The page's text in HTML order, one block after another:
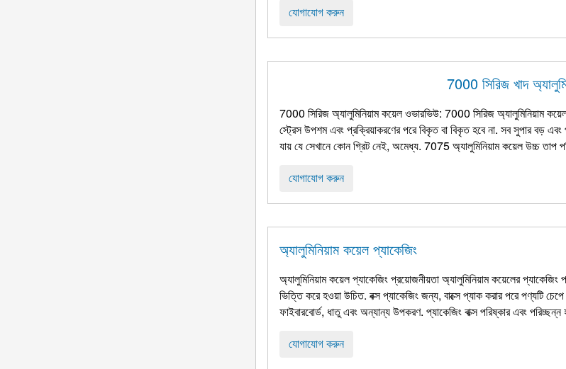
যোগাযোগ করুন
7000 সিরিজ খাদ
7000 সিরিজ অ্যালুমিনিয়াম কয়েল ওভারভিউ: 7000 সিরিজ অ্যালুমিনিয়াম
স্ট্রেস উপশম এবং প্রক্রিয়াকরণের পরে বিকৃত বা বিকৃত হবে না. সব সুপার বড়
যায় যে সেখানে কোন গ্রিট নেই, অমেধ্য. 7075 অ্যালুমিনিয়াম কয়েল উচ্চ
যোগাযোগ করুন
অ্যালুমিনিয়াম কয়েল প্যাকেজিং
অ্যালুমিনিয়াম কয়েল প্যাকেজিং প্রয়োজনীয়তা অ্যালুমিনিয়াম কয়েলের
ভিত্তি করে হওয়া উচিত. বক্স প্যাকেজিং জন্য, বাক্সে প্যাক করার পরে পণ্যটি চেপে
ফাইবারবোর্ড, ধাতু এবং অন্যান্য উপকরণ. প্যাকেজিং বাক্স পরিষ্কার এবং
যোগাযোগ করুন